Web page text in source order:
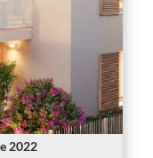
2022